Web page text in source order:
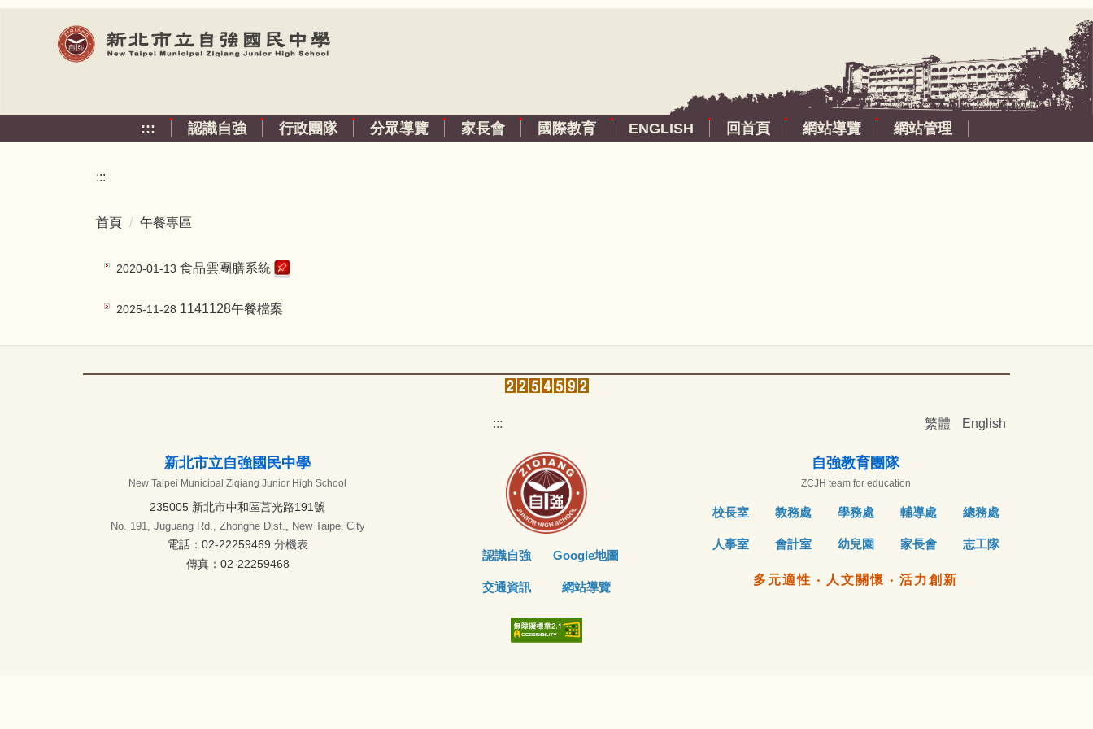
跳
::: 認識自強 行政團隊 分眾導覽 家長會 國際教育 ENGLISH 回首頁 網站導覽 網站管理
:::
首頁 午餐專區
2020-01-13 食品雲團膳系統
2025-11-28 1141128午餐檔案
繁體 English
:::
新北市立自強國民中學
New Taipei Municipal Ziqiang Junior High School
235005 新北市中和區莒光路191號
No. 191, Juguang Rd., Zhonghe Dist., New Taipei City
電話：02-22259469 分機表
傳真：02-22259468
認識自強 Google地圖
交通資訊 網站導覽
自強教育團隊
ZCJH team for education
校長室 教務處 學務處 輔導處 總務處
人事室 會計室 幼兒園 家長會 志工隊
多元適性 ‧ 人文關懷 ‧ 活力創新